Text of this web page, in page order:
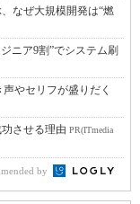
なぜ大規模開発は“燃
ニア9割”でシステム刷
やセリフが盛りだく
させる理由 PR(ITmedia
by